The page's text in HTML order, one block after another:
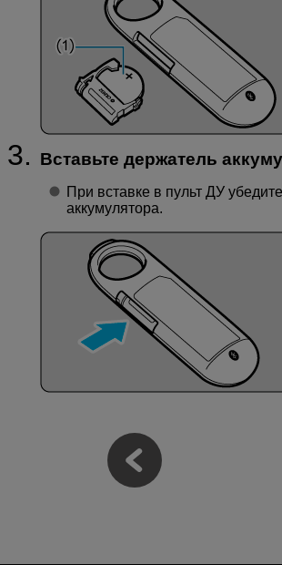
Вставьте держатель
При вставке в пульт ДУ
аккумулятора.